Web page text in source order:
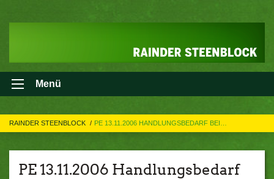
Menü
RAINDER STEENBLOCK PE 13.11.2006 HANDLUNGSBEDARF BEI…
PE 13.11.2006 Handlungsbedarf